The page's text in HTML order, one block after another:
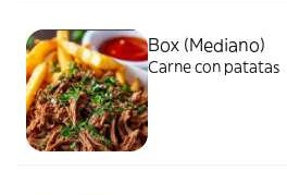
Box (Mediano)
Carne con patatas